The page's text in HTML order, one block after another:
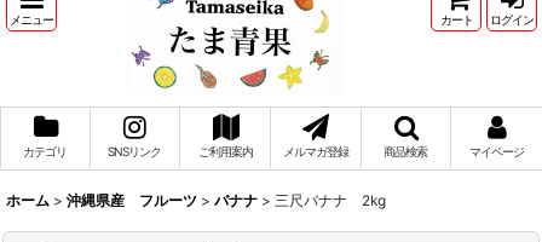
メニュー カート ログイン
カテゴリ SNSリンク ご利用案内 メルマガ登録 商品検索 マイページ
ホーム > 沖縄県産 フルーツ > バナナ > 三尺バナナ 2kg